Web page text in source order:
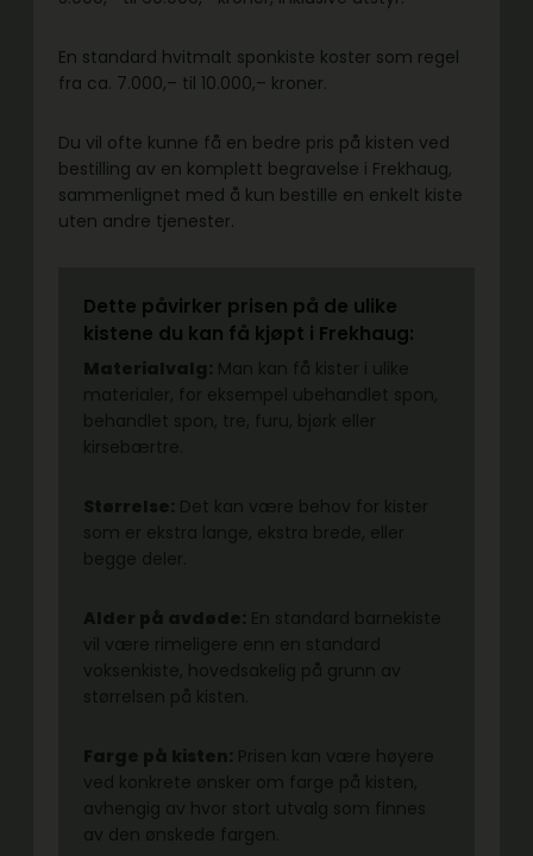
En standard hvitmalt sponkiste koster som regel
fra ca. 7.000,– til 10.000,– kroner.
Du vil ofte kunne få en bedre pris på kisten ved
bestilling av en komplett begravelse i Frekhaug,
sammenlignet med å kun bestille en enkelt kiste
uten andre tjenester.
Dette påvirker prisen på de ulike
kistene du kan få kjøpt i Frekhaug: